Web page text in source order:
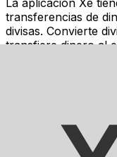
La aplicación Xe
transferencias de
divisas. Convierte
transfiere dinero al